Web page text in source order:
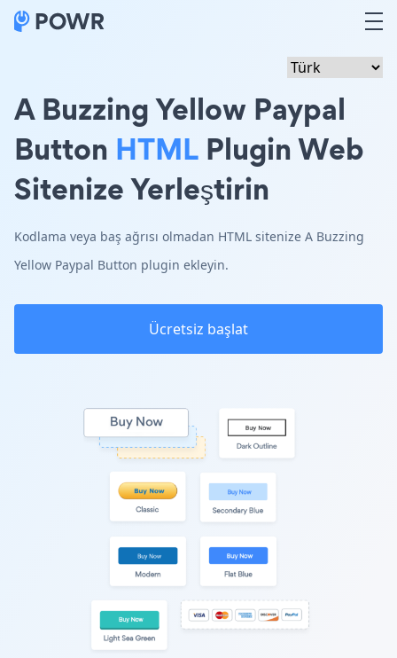
A Buzzing Yellow Paypal
Button HTML Plugin Web
Sitenize Yerleştirin
Kodlama veya baş ağrısı olmadan HTML sitenize A Buzzing
Yellow Paypal Button plugin ekleyin.
Ücretsiz başlat